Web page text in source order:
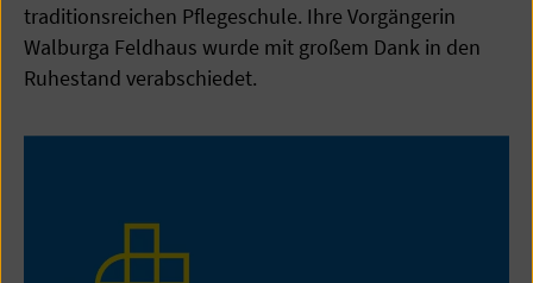
traditionsreichen Pflegeschule. Ihre Vorgängerin
Walburga Feldhaus wurde mit großem Dank in den
Ruhestand verabschiedet.